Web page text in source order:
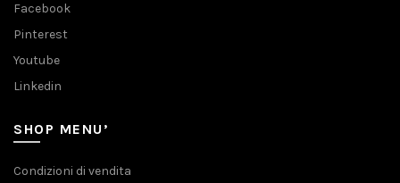
Facebook
Pinterest
Youtube
Linkedin
SHOP MENU’
Condizioni di vendita